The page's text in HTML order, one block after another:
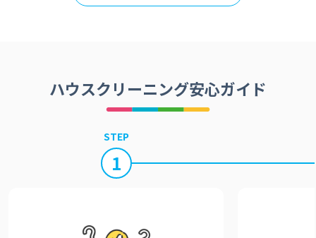
ハウスクリーニング安心ガイド
STEP
1